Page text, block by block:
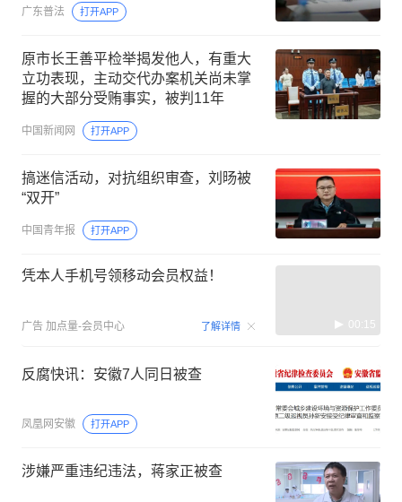
广东普法 打开APP
原市长王善平检举揭发他人，有重大
立功表现，主动交代办案机关尚未掌
握的大部分受贿事实，被判11年
中国新闻网 打开APP
搞迷信活动，对抗组织审查，刘旸被
“双开”
中国青年报 打开APP
凭本人手机号领移动会员权益！
广告 加点量-会员中心 了解详情 00:15
反腐快讯：安徽7人同日被查
凤凰网安徽 打开APP
涉嫌严重违纪违法，蒋家正被查